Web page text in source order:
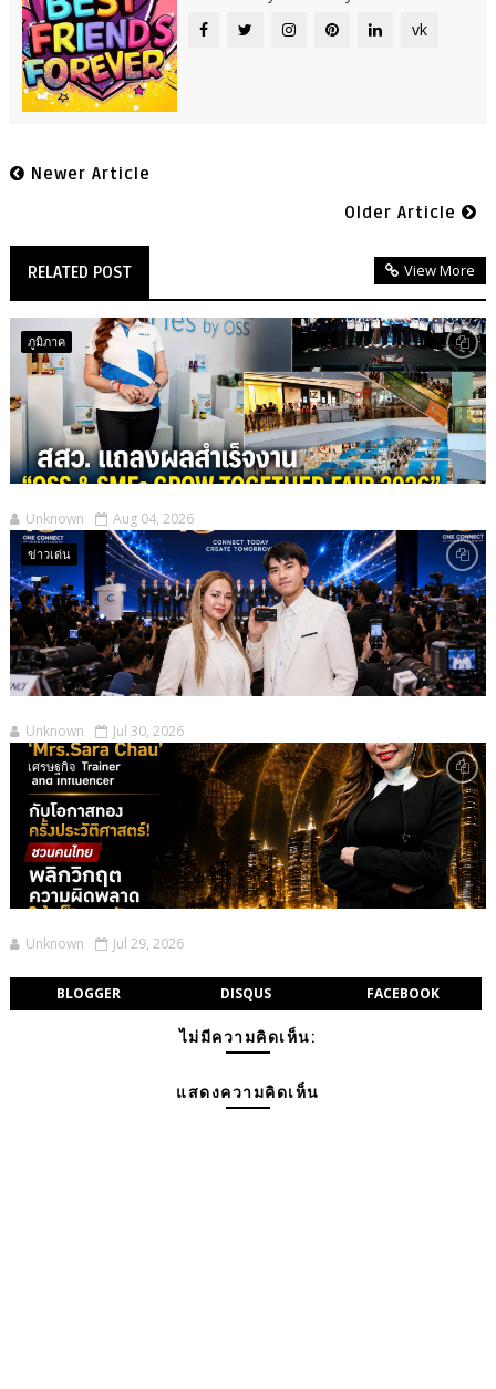
vk
Newer Article
Older Article
RELATED POST View More
ภูมิภาค
Unknown Aug 04, 2026
ข่าวเด่น
Unknown Jul 30, 2026
เศรษฐกิจ
Unknown Jul 29, 2026
BLOGGER DISQUS FACEBOOK
ไม่มีความคิดเห็น:
แสดงความคิดเห็น